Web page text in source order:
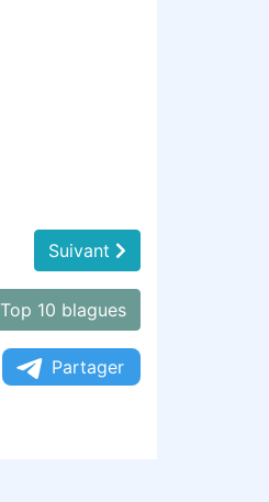
Suivant
Top 10 blagues
Partager